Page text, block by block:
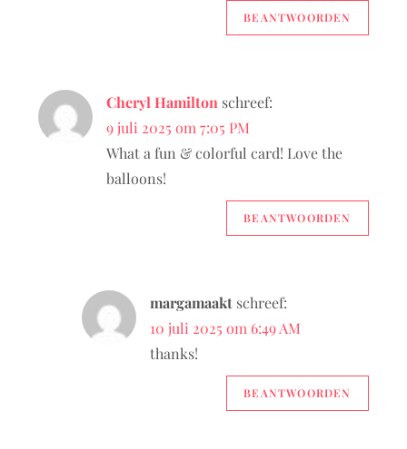
BEANTWOORDEN
Cheryl Hamilton schreef:
9 juli 2025 om 7:05 PM
What a fun & colorful card! Love the
balloons!
BEANTWOORDEN
margamaakt schreef:
10 juli 2025 om 6:49 AM
thanks!
BEANTWOORDEN